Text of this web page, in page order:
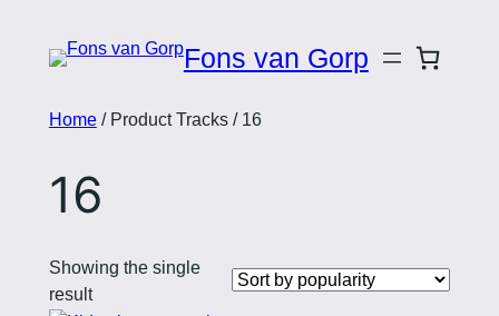
Fons van Gorp
Home/ Product Tracks / 16
16
Showing the single
result